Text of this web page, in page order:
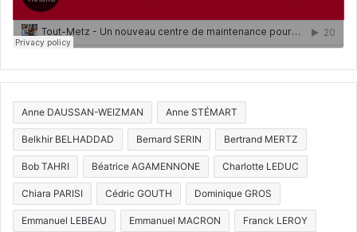
Anne DAUSSAN-WEIZMAN Anne STÉMART
Belkhir BELHADDAD Bernard SERIN Bertrand MERTZ
Bob TAHRI Béatrice AGAMENNONE Charlotte LEDUC
Chiara PARISI Cédric GOUTH Dominique GROS
Emmanuel LEBEAU Emmanuel MACRON Franck LEROY